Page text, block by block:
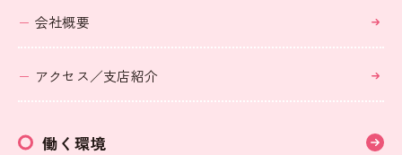
会社概要
アクセス／支店紹介
働く環境